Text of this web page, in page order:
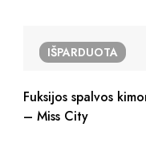
IŠPARDUOTA
Fuksijos spalvos
– Miss City